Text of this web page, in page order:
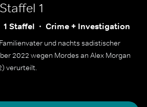
Staffel 1
1 Staffel Crime + Investigation
und nachts sadistischer
2022 wegen Mordes an Alex Morgan
verurteilt.